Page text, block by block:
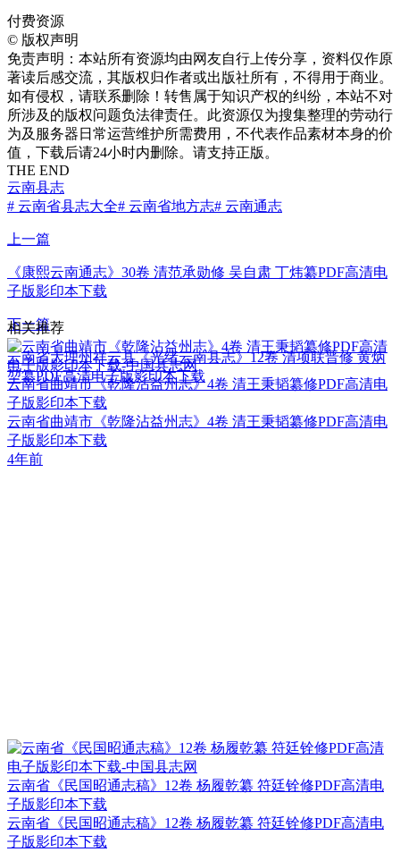
付费资源
© 版权声明
免责声明：本站所有资源均由网友自行上传分享，资料仅作原
著读后感交流，其版权归作者或出版社所有，不得用于商业。
如有侵权，请联系删除！转售属于知识产权的纠纷，本站不对
所涉及的版权问题负法律责任。此资源仅为搜集整理的劳动行
为及服务器日常运营维护所需费用，不代表作品素材本身的价
值，下载后请24小时内删除。请支持正版。
THE END
云南县志
# 云南省县志大全# 云南省地方志# 云南通志
上一篇
《康熙云南通志》30卷 清范承勋修 吴自肃 丁炜纂PDF高清电
子版影印本下载
下一篇
云南省大理州祥云县《光绪云南县志》12卷 清项联晋修 黄炳
堃纂PDF高清电子版影印本下载
相关推荐
云南省曲靖市《乾隆沾益州志》4卷 清王秉韬纂修PDF高清电
子版影印本下载
云南省曲靖市《乾隆沾益州志》4卷 清王秉韬纂修PDF高清电
子版影印本下载
4年前
云南省《民国昭通志稿》12卷 杨履乾纂 符廷铨修PDF高清电
子版影印本下载
云南省《民国昭通志稿》12卷 杨履乾纂 符廷铨修PDF高清电
子版影印本下载